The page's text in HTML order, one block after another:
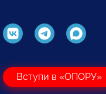
Вступи в «ОПОРУ»